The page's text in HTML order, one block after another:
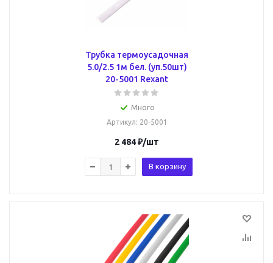
Трубка термоусадочная
5.0/2.5 1м бел. (уп.50шт)
20-5001 Rexant
Много
Артикул: 20-5001
2 484₽/шт
В корзину